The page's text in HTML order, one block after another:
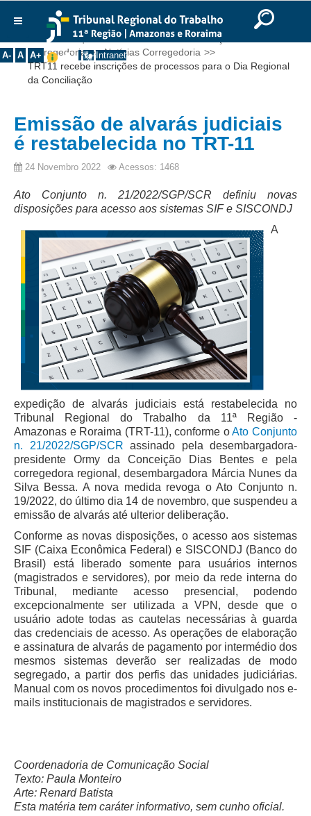
Ir para o rodapé
English
Português Español
A- A A+ Intranet
Institucional
Histórico
Corregedoria
Composição
Desembargadores
Turmas
Varas do Trabalho
Juízes Manaus
Juízes Roraima
Juízes Interior
Juízes Substitutos
Diretores
Comitês
Comitê Gestor Regional do e-Gestão e de Tabelas
Processuais Unificadas
Comitê do Datajud
Comissão Regional de Pesquisa Judiciária e Ciência de
Dados
Comissão de Ética
Comitê de Priorização do Primeiro Grau
Comissão de Uniformização de Jurisprudência
Comitê de Gestão de Pessoas
Comissão de Vitaliciamento
Comitê de Atenção Integral à Saúde de Magistrados e
Servidores
Comitê de Segurança Permanente
Comitê de Combate ao Trabalho Infantil e de Estímulo à
Aprendizagem
Comitê de Incentivo à Participação Institucional Feminina
Comissão Permanente de Gestão Socioambiental
Comitê Gestor do Plano de Contratações e Aquisições
Você está aqui:Início >> Notícias >> Serviços
Corregedoria >> Notícias Corregedoria >>
TRT11 recebe inscrições de processos para o Dia Regional
da Conciliação
Emissão de alvarás judiciais
é restabelecida no TRT-11
24 Novembro 2022 Acessos: 1468
Ato Conjunto n. 21/2022/SGP/SCR definiu novas
disposições para acesso aos sistemas SIF e SISCONDJ
A
expedição de alvarás judiciais está restabelecida no
Tribunal Regional do Trabalho da 11ª Região -
Amazonas e Roraima (TRT-11), conforme oAto Conjunto
n. 21/2022/SGP/SCR assinado pela desembargadora-
presidente Ormy da Conceição Dias Bentes e pela
corregedora regional, desembargadora Márcia Nunes da
Silva Bessa. A nova medida revoga o Ato Conjunto n.
19/2022, do último dia 14 de novembro, que suspendeu a
emissão de alvarás até ulterior deliberação.
Conforme as novas disposições, o acesso aos sistemas
SIF (Caixa Econômica Federal) e SISCONDJ (Banco do
Brasil) está liberado somente para usuários internos
(magistrados e servidores), por meio da rede interna do
Tribunal, mediante acesso presencial, podendo
excepcionalmente ser utilizada a VPN, desde que o
usuário adote todas as cautelas necessárias à guarda
das credenciais de acesso. As operações de elaboração
e assinatura de alvarás de pagamento por intermédio dos
mesmos sistemas deverão ser realizadas de modo
segregado, a partir dos perfis das unidades judiciárias.
Manual com os novos procedimentos foi divulgado nos e-
mails institucionais de magistrados e servidores.
Coordenadoria de Comunicação Social
Texto: Paula Monteiro
Arte: Renard Batista
Esta matéria tem caráter informativo, sem cunho oficial.